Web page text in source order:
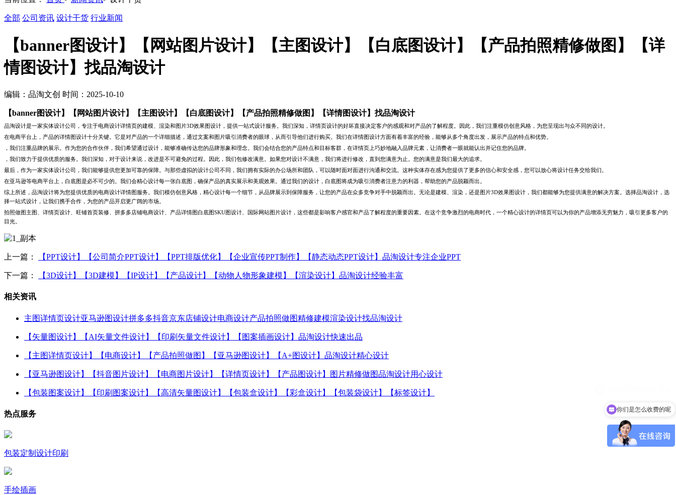
全部 公司资讯 设计干货 行业新闻
【banner图设计】【网站图片设计】【主图设计】【白底图设计】【产品拍照精修做图】【详
情图设计】找品淘设计
编辑：品淘文创 时间：2025-10-10
【banner图设计】【网站图片设计】【主图设计】【白底图设计】【产品拍照精修做图】【详情图设计】找品淘设计
品淘设计是一家实体设计公司，专注于电商设计详情页的建模、渲染和图片3D效果图设计，提供一站式设计服务。我们深知，详情页设计的好坏直接决定客户的感观和对产品的了解程度。因此，我们注重模仿创意风格，为您呈现出与众不同的设计。
在电商平台上，产品的详情图设计十分关键。它是对产品的一个详细描述，通过文案和图片吸引消费者的眼球，从而引导他们进行购买。我们在详情图设计方面有着丰富的经验，能够从多个角度出发，展示产品的特点和优势。
，我们注重品牌的展示。作为您的合作伙伴，我们希望通过设计，能够准确传达您的品牌形象和理念。我们会结合您的产品特点和目标客群，在详情页上巧妙地融入品牌元素，让消费者一眼就能认出并记住您的品牌。
，我们致力于提供优质的服务。我们深知，对于设计来说，改进是不可避免的过程。因此，我们包修改满意。如果您对设计不满意，我们将进行修改，直到您满意为止。您的满意是我们最大的追求。
最后，作为一家实体设计公司，我们能够提供您更加可靠的保障。与那些虚拟的设计公司不同，我们拥有实际的办公场所和团队，可以随时面对面进行沟通和交流。这种实体存在感为您提供了更多的信心和安全感，您可以放心将设计任务交给我们。
在亚马逊等电商平台上，白底图是必不可少的。我们会精心设计每一张白底图，确保产品的真实展示和美观效果。通过我们的设计，白底图将成为吸引消费者注意力的利器，帮助您的产品脱颖而出。
综上所述，品淘设计将为您提供优质的电商设计详情图服务。我们模仿创意风格，精心设计每一个细节，从品牌展示到保障服务，让您的产品在众多竞争对手中脱颖而出。无论是建模、渲染，还是图片3D效果图设计，我们都能够为您提供满意的解决方案。选择品淘设计，选
择一站式设计，让我们携手合作，为您的产品开启更广阔的市场。
拍照做图主图、详情页设计、旺铺首页装修、拼多多店铺电商设计、产品详情图白底图SKU图设计、国际网站图片设计，这些都是影响客户感官和产品了解程度的重要因素。在这个竞争激烈的电商时代，一个精心设计的详情页可以为你的产品增添无穷魅力，吸引更多客户的
目光。
上一篇： 【PPT设计】【公司简介PPT设计】【PPT排版优化】【企业宣传PPT制作】【静态动态PPT设计】品淘设计专注企业PPT
下一篇： 【3D设计】【3D建模】【IP设计】【产品设计】【动物人物形象建模】【渲染设计】品淘设计经验丰富
相关资讯
主图详情页设计亚马逊图设计拼多多抖音京东店铺设计电商设计产品拍照做图精修建模渲染设计找品淘设计
【矢量图设计】【AI矢量文件设计】【印刷矢量文件设计】【图案插画设计】品淘设计快速出品
【主图详情页设计】【电商设计】【产品拍照做图】【亚马逊图设计】【A+图设计】品淘设计精心设计
【亚马逊图设计】【抖音图片设计】【电商图片设计】【详情页设计】【产品图设计】图片精修做图品淘设计用心设计
【包装图案设计】【印刷图案设计】【高清矢量图设计】【包装盒设计】【彩盒设计】【包装袋设计】【标签设计】
热点服务
包装定制设计印刷
手绘插画
你们是怎么收费的呢